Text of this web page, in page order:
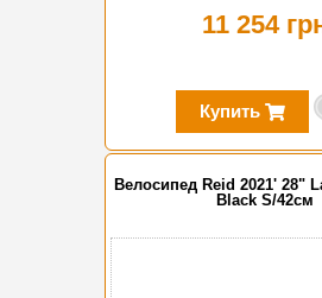
11 254
Купить
Велосипед Reid 2021' 28"
Black S/42см